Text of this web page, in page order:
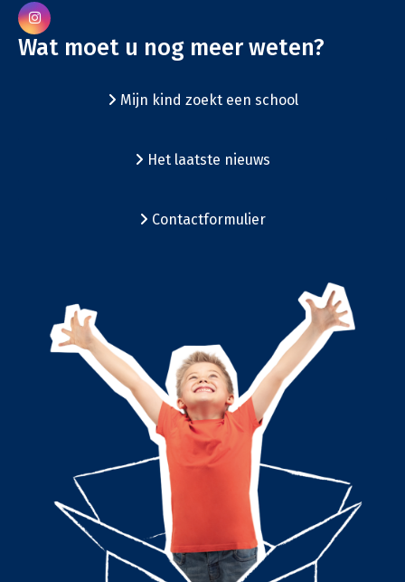
Wat moet u nog meer weten?
Mijn kind zoekt een school
Het laatste nieuws
Contactformulier